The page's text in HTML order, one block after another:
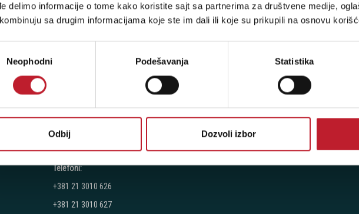
delimo informacije o tome kako koristite sajt sa partnerima za društvene medije,
sa drugim informacijama koje ste im dali ili koje su prikupili na osnovu
Neophodni Podešavanja Statistika
Odbij Dozvoli izbor
+381 11 777 7776
+381 11 7777 270
Ponedeljak - Petak: 9:00 - 20:00
Novi Sad - Futoški put 1
Telefoni:
+381 21 3010 626
+381 21 3010 627